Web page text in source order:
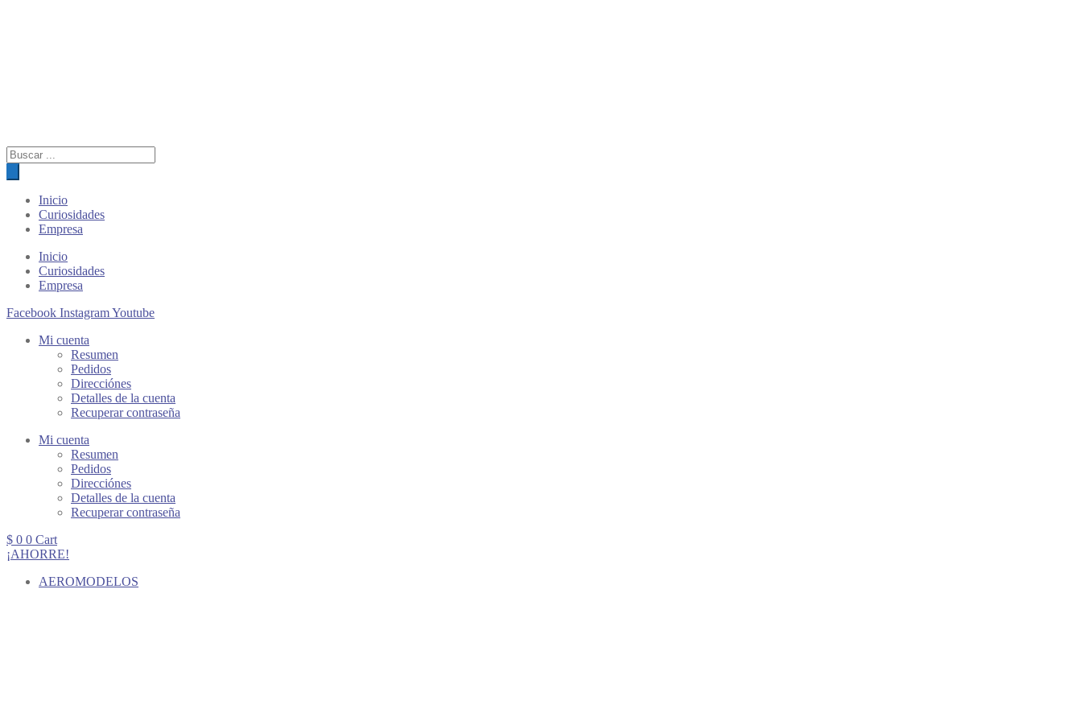
Búsqueda
de
productos
Inicio
Curiosidades
Empresa
Inicio
Curiosidades
Empresa
Facebook InstagramYoutube
Mi cuenta
Resumen
Pedidos
Direcciónes
Detalles de la cuenta
Recuperar contraseña
Mi cuenta
Resumen
Pedidos
Direcciónes
Detalles de la cuenta
Recuperar contraseña
$ 0 0 Cart
¡AHORRE!
AEROMODELOS